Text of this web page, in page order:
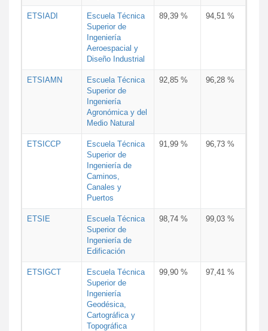
ETSIADI
Escuela Técnica
Superior de
Ingeniería
Aeroespacial y
Diseño Industrial
89,39 % 94,51 %
ETSIAMN
Escuela Técnica
Superior de
Ingeniería
Agronómica y del
Medio Natural
92,85 % 96,28 %
ETSICCP
Escuela Técnica
Superior de
Ingeniería de
Caminos,
Canales y
Puertos
91,99 % 96,73 %
ETSIE
Escuela Técnica
Superior de
Ingeniería de
Edificación
98,74 % 99,03 %
ETSIGCT
Escuela Técnica
Superior de
Ingeniería
Geodésica,
Cartográfica y
Topográfica
99,90 % 97,41 %